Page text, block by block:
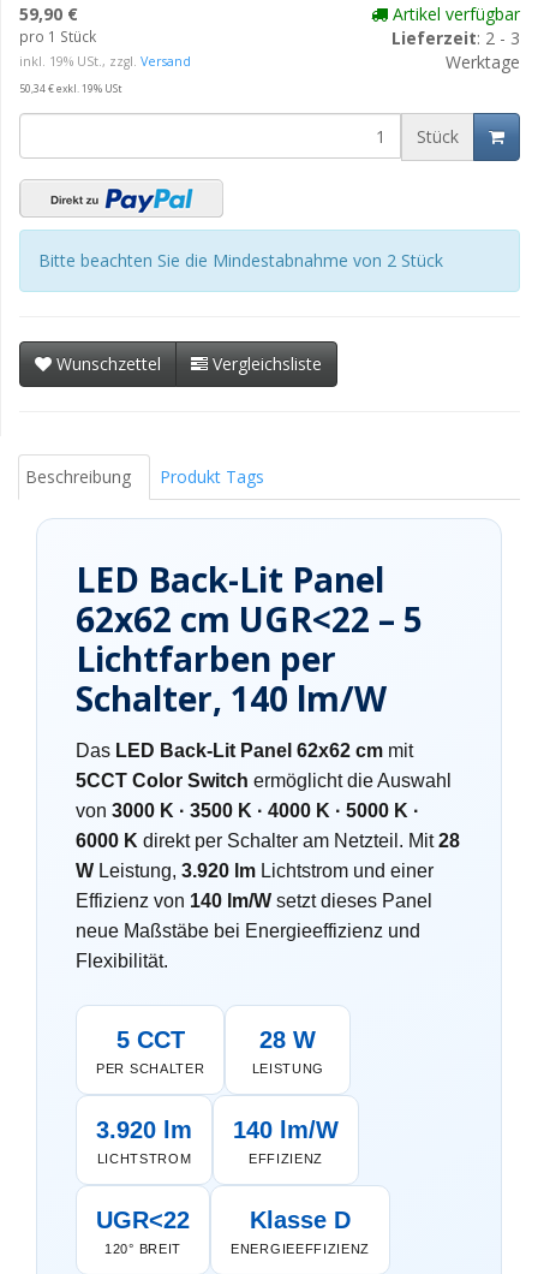
59,90 €
pro 1 Stück
inkl. 19% USt., zzgl. Versand
50,34 € exkl. 19% USt
Artikel verfügbar
Lieferzeit: 2 - 3
Werktage
Stück
Bitte beachten Sie die Mindestabnahme von 2 Stück
Wunschzettel Vergleichsliste
Beschreibung Produkt Tags
LED Back-Lit Panel
62x62 cm UGR<22 – 5
Lichtfarben per
Schalter, 140 lm/W
Das LED Back-Lit Panel 62x62 cm mit
5CCT Color Switch ermöglicht die Auswahl
von 3000 K · 3500 K · 4000 K · 5000 K ·
6000 K direkt per Schalter am Netzteil. Mit28
W Leistung, 3.920 lm Lichtstrom und einer
Effizienz von 140 lm/W setzt dieses Panel
neue Maßstäbe bei Energieeffizienz und
Flexibilität.
5 CCT
PER SCHALTER
28 W
LEISTUNG
3.920 lm
LICHTSTROM
140 lm/W
EFFIZIENZ
UGR<22
120° BREIT
Klasse D
ENERGIEEFFIZIENZ